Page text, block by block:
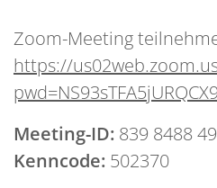
Zoom-Meeting
https://
Meeting-ID: 839 8488
Kenncode: 502370